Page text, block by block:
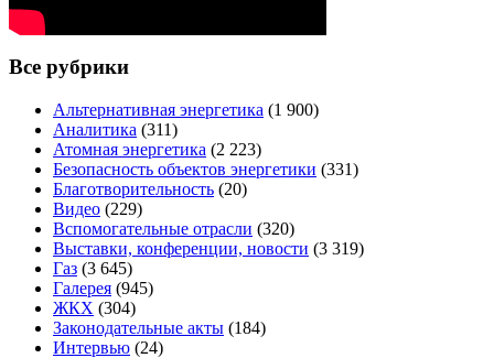
Все рубрики
Альтернативная энергетика (1 900)
Аналитика (311)
Атомная энергетика (2 223)
Безопасность объектов энергетики (331)
Благотворительность (20)
Видео (229)
Вспомогательные отрасли (320)
Выставки, конференции, новости (3 319)
Газ (3 645)
Галерея (945)
ЖКХ (304)
Законодательные акты (184)
Интервью (24)